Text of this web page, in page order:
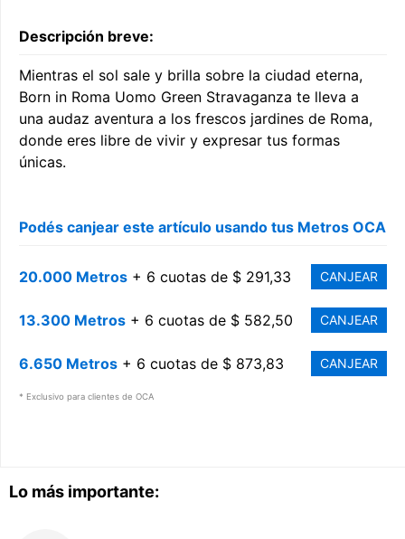
Lo más importante:
Descripción breve:
Mientras el sol sale y brilla sobre la ciudad eterna,
Born in Roma Uomo Green Stravaganza te lleva a
una audaz aventura a los frescos jardines de Roma,
donde eres libre de vivir y expresar tus formas
únicas.
Podés canjear este artículo usando tus Metros OCA
20.000 Metros + 6 cuotas de $ 291,33 CANJEAR
13.300 Metros + 6 cuotas de $ 582,50 CANJEAR
6.650 Metros + 6 cuotas de $ 873,83 CANJEAR
* Exclusivo para clientes de OCA